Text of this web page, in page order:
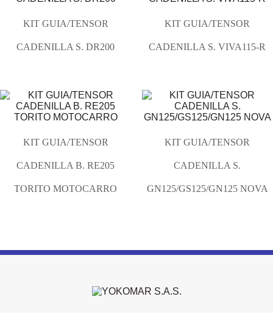
KIT GUIA/TENSOR
CADENILLA S. DR200
KIT GUIA/TENSOR
CADENILLA S. VIVA115-R
KIT GUIA/TENSOR
CADENILLA B. RE205
TORITO MOTOCARRO
KIT GUIA/TENSOR
CADENILLA S.
GN125/GS125/GN125 NOVA